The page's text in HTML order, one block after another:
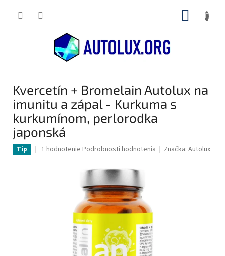
Kvercetín + Bromelain Autolux na
imunitu a zápal - Kurkuma s
kurkumínom, perlorodka
japonská
Tip
Priemerné
hviezdičiek.
1 hodnotenie Podrobnosti hodnotenia Značka:Autolux